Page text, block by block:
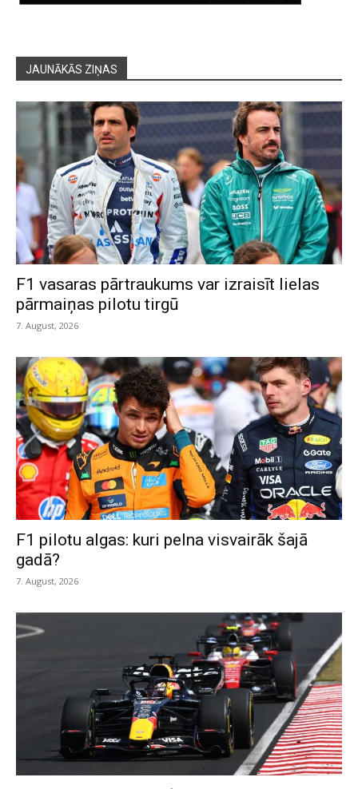
JAUNĀKĀS ZIŅAS
F1 vasaras pārtraukums var izraisīt lielas
pārmaiņas pilotu tirgū
7. August, 2026
F1 pilotu algas: kuri pelna visvairāk šajā
gadā?
7. August, 2026